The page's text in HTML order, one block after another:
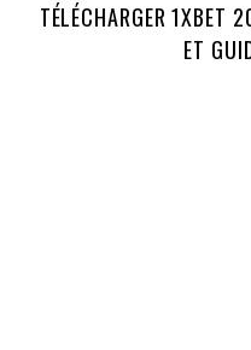
TÉLÉCHARGER 1XBET
ET